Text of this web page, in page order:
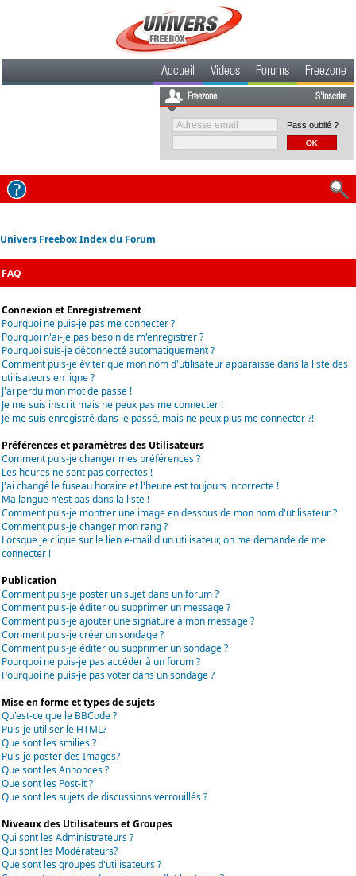
Accueil Videos Forums Freezone
Freezone S'inscrire
Pass oublié ?
Univers Freebox Index du Forum
FAQ
Connexion et Enregistrement
Pourquoi ne puis-je pas me connecter ?
Pourquoi n'ai-je pas besoin de m'enregistrer ?
Pourquoi suis-je déconnecté automatiquement ?
Comment puis-je éviter que mon nom d'utilisateur apparaisse dans la liste des
utilisateurs en ligne ?
J'ai perdu mon mot de passe !
Je me suis inscrit mais ne peux pas me connecter !
Je me suis enregistré dans le passé, mais ne peux plus me connecter ?!
Préférences et paramètres des Utilisateurs
Comment puis-je changer mes préférences ?
Les heures ne sont pas correctes !
J'ai changé le fuseau horaire et l'heure est toujours incorrecte !
Ma langue n'est pas dans la liste !
Comment puis-je montrer une image en dessous de mon nom d'utilisateur ?
Comment puis-je changer mon rang ?
Lorsque je clique sur le lien e-mail d'un utilisateur, on me demande de me
connecter !
Publication
Comment puis-je poster un sujet dans un forum ?
Comment puis-je éditer ou supprimer un message ?
Comment puis-je ajouter une signature à mon message ?
Comment puis-je créer un sondage ?
Comment puis-je éditer ou supprimer un sondage ?
Pourquoi ne puis-je pas accéder à un forum ?
Pourquoi ne puis-je pas voter dans un sondage ?
Mise en forme et types de sujets
Qu'est-ce que le BBCode ?
Puis-je utiliser le HTML?
Que sont les smilies ?
Puis-je poster des Images?
Que sont les Annonces ?
Que sont les Post-it ?
Que sont les sujets de discussions verrouillés ?
Niveaux des Utilisateurs et Groupes
Qui sont les Administrateurs ?
Qui sont les Modérateurs?
Que sont les groupes d'utilisateurs ?